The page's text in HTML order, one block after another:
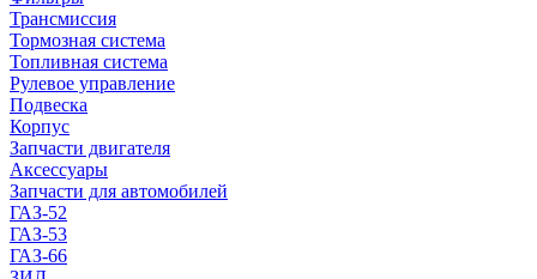
Трансмиссия
Тормозная система
Топливная система
Рулевое управление
Подвеска
Корпус
Запчасти двигателя
Аксессуары
Запчасти для автомобилей
ГАЗ-52
ГАЗ-53
ГАЗ-66